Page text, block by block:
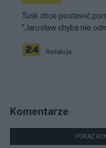
Tusk chce postawić
"Jarosław chyba nie
Redakcja
Komentarze
POKAŻ